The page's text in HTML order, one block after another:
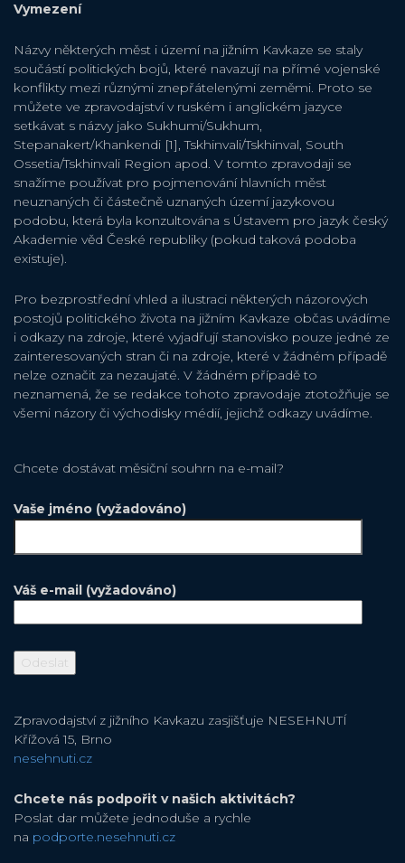
Vymezení
Názvy některých měst i území na jižním Kavkaze se staly
součástí politických bojů, které navazují na přímé vojenské
konflikty mezi různými znepřátelenými zeměmi. Proto se
můžete ve zpravodajství v ruském i anglickém jazyce
setkávat s názvy jako Sukhumi/Sukhum,
Stepanakert/Khankendi [1], Tskhinvali/Tskhinval, South
Ossetia/Tskhinvali Region apod. V tomto zpravodaji se
snažíme používat pro pojmenování hlavních měst
neuznaných či částečně uznaných území jazykovou
podobu, která byla konzultována s Ústavem pro jazyk český
Akademie věd České republiky (pokud taková podoba
existuje).
Pro bezprostřední vhled a ilustraci některých názorových
postojů politického života na jižním Kavkaze občas uvádíme
i odkazy na zdroje, které vyjadřují stanovisko pouze jedné ze
zainteresovaných stran či na zdroje, které v žádném případě
nelze označit za nezaujaté. V žádném případě to
neznamená, že se redakce tohoto zpravodaje ztotožňuje se
všemi názory či východisky médií, jejichž odkazy uvádíme.
Chcete dostávat měsiční souhrn na e-mail?
Vaše jméno (vyžadováno)
Váš e-mail (vyžadováno)
Zpravodajství z jižního Kavkazu zasjišťuje NESEHNUTÍ
Křížová 15, Brno
nesehnuti.cz
Chcete nás podpořit v našich aktivitách?
Poslat dar můžete jednoduše a rychle
na podporte.nesehnuti.cz